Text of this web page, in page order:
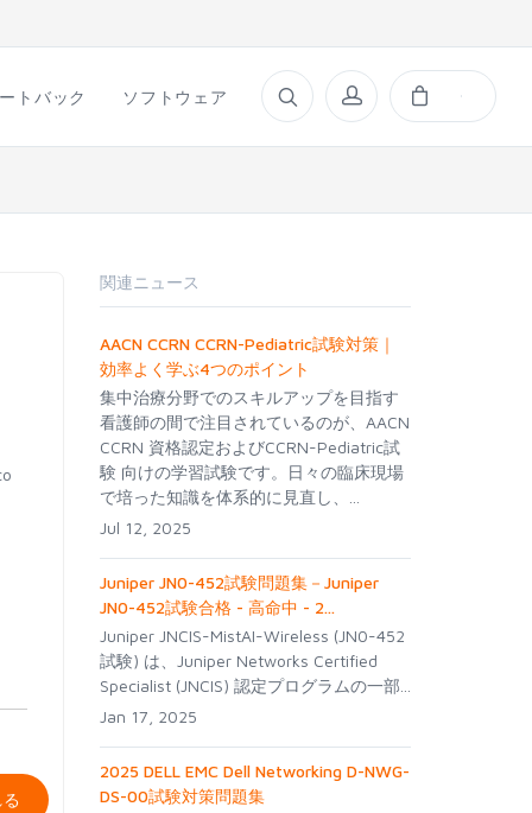
トバック ソフトウェア
関連ニュース
AACN CCRN CCRN-Pediatric試験対策｜
効率よく学ぶ4つのポイント
集中治療分野でのスキルアップを目指す
看護師の間で注目されているのが、AACN
CCRN 資格認定およびCCRN-Pediatric試
験 向けの学習試験です。日々の臨床現場
で培った知識を体系的に見直し、...
Jul 12, 2025
Juniper JN0-452試験問題集－Juniper
JN0-452試験合格 - 高命中 - 2...
Juniper JNCIS-MistAI-Wireless (JN0-452
試験) は、Juniper Networks Certified
Specialist (JNCIS) 認定プログラムの一部...
Jan 17, 2025
2025 DELL EMC Dell Networking D-NWG-
DS-00試験対策問題集